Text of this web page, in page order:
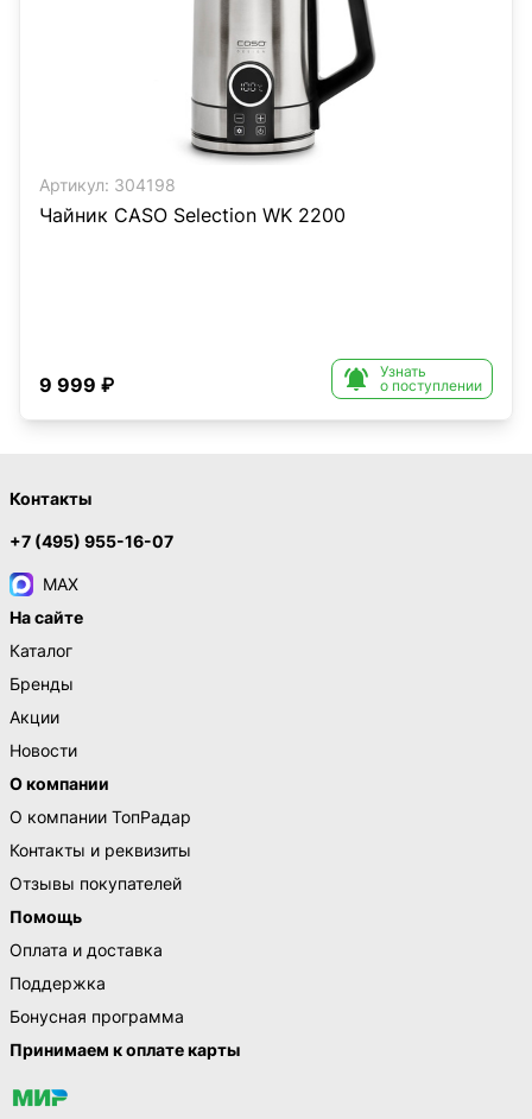
Артикул: 304198
Чайник CASO Selection WK 2200
9 999 ₽ 
Узнать
о поступлении
Контакты
+7 (495) 955-16-07
MAX
На сайте
Каталог
Бренды
Акции
Новости
О компании
О компании ТопРадар
Контакты и реквизиты
Отзывы покупателей
Помощь
Оплата и доставка
Поддержка
Бонусная программа
Принимаем к оплате карты